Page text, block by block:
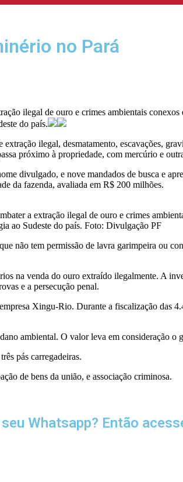
no Pará
ilegal de ouro e crimes ambientais
do país.
ilegal, desmatamento, escavações,
próximo à propriedade, com mercúrio e
divulgado, e nove mandados de busca e
da fazenda, avaliada em R$ 200 milhões.
a extração ilegal de ouro e crimes
ao Sudeste do país. Foto: Divulgação PF
não tem permissão de lavra garimpeira ou
na venda do ouro extraído ilegalmente. A
e a persecução penal.
Xingu-Rio. Durante a fiscalização das
ambiental. O valor leva em consideração o
pás carregadeiras.
de bens da união, e associação criminosa.
Whatsapp? Então